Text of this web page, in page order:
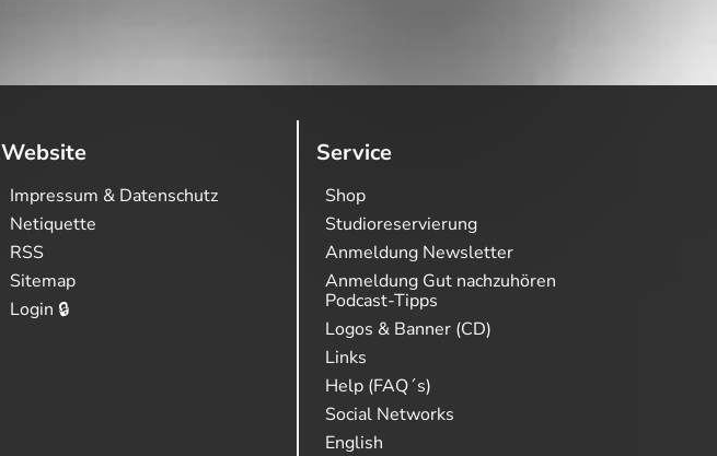
Website
Impressum & Datenschutz
Netiquette
RSS
Sitemap
Login 🔒
Service
Shop
Studioreservierung
Anmeldung Newsletter
Anmeldung Gut nachzuhören
Podcast-Tipps
Logos & Banner (CD)
Links
Help (FAQ´s)
Social Networks
English